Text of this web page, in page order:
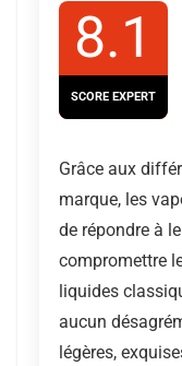
8.1
SCORE EXPERT
Grâce aux
marque, les
de répondre à
compromettre
liquides
aucun
légères,